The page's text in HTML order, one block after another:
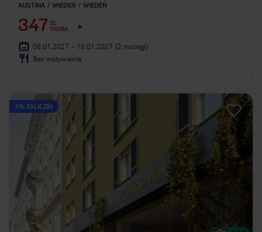
AUSTRIA WIEDEŃ WIEDEŃ
347 ZŁ
OSOBA
08.01.2027 - 10.01.2027 (2 noclegi)
Bez wyżywienia
5% ZALICZKI